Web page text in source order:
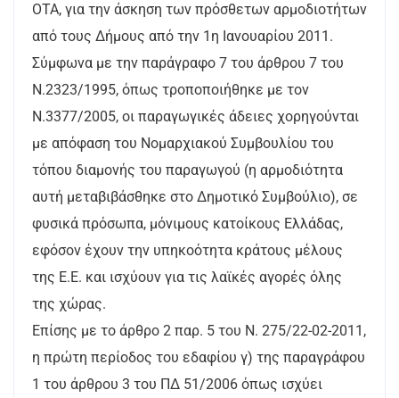
ΟΤΑ, για την άσκηση των πρόσθετων αρμοδιοτήτων
από τους Δήμους από την 1η Ιανουαρίου 2011.
Σύμφωνα με την παράγραφο 7 του άρθρου 7 του
Ν.2323/1995, όπως τροποποιήθηκε με τον
Ν.3377/2005, οι παραγωγικές άδειες χορηγούνται
με απόφαση του Νομαρχιακού Συμβουλίου του
τόπου διαμονής του παραγωγού (η αρμοδιότητα
αυτή μεταβιβάσθηκε στο Δημοτικό Συμβούλιο), σε
φυσικά πρόσωπα, μόνιμους κατοίκους Ελλάδας,
εφόσον έχουν την υπηκοότητα κράτους μέλους
της Ε.Ε. και ισχύουν για τις λαϊκές αγορές όλης
της χώρας.
Επίσης με το άρθρο 2 παρ. 5 του Ν. 275/22-02-2011,
η πρώτη περίοδος του εδαφίου γ) της παραγράφου
1 του άρθρου 3 του ΠΔ 51/2006 όπως ισχύει